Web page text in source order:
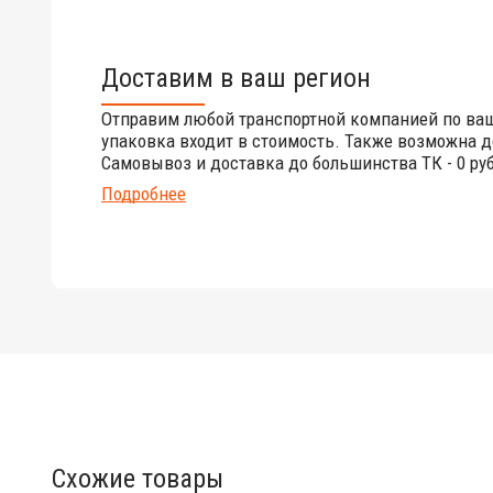
Доставим в ваш регион
Отправим любой транспортной компанией по
упаковка входит в стоимость. Также возможна
Самовывоз и доставка до большинства ТК - 0
Подробнее
Схожие товары